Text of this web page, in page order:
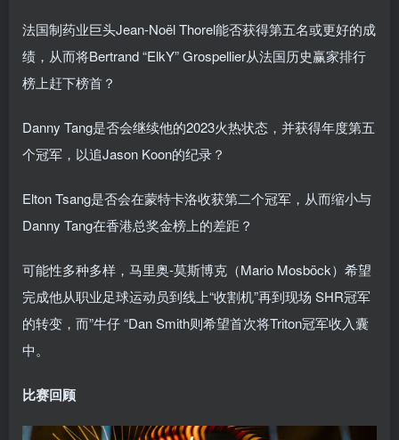
法国制药业巨头Jean-Noël Thorel能否获得第五名或更好的成
绩，从而将Bertrand “ElkY” Grospellier从法国历史赢家排行
榜上赶下榜首？
Danny Tang是否会继续他的2023火热状态，并获得年度第五
个冠军，以追Jason Koon的纪录？
Elton Tsang是否会在蒙特卡洛收获第二个冠军，从而缩小与
Danny Tang在香港总奖金榜上的差距？
可能性多种多样，马里奥-莫斯博克（Mario Mosböck）希望
完成他从职业足球运动员到线上“收割机”再到现场 SHR冠军
的转变，而”牛仔 “Dan Smith则希望首次将Triton冠军收入囊
中。
比赛回顾